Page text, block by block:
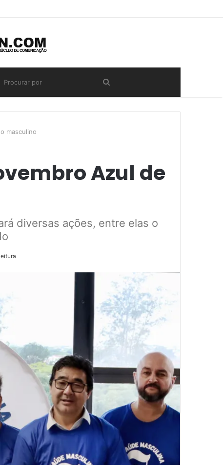
masculino
Azul de
diversas ações, entre elas o